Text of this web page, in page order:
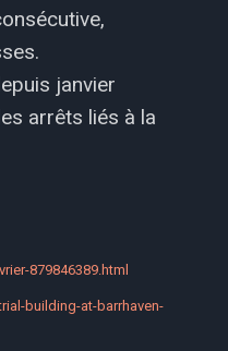
janvier
arrêts liés à la
879846389.html
building-at-barrhaven-